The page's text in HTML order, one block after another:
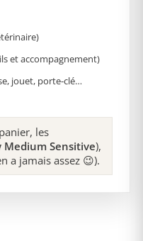
et accompagnement)
jouet, porte-clé…
les
Medium Sensitive),
a jamais assez 😉).